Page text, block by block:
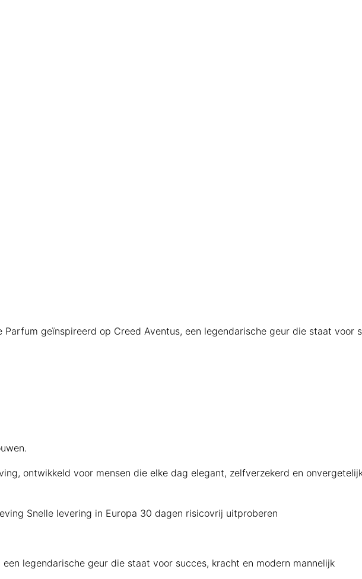
geïnspireerd op Creed Aventus, een legendarische geur die staat voor
ontwikkeld voor mensen die elke dag elegant, zelfverzekerd en
Snelle levering in Europa 30 dagen risicovrij uitproberen
legendarische geur die staat voor succes, kracht en modern mannelijk